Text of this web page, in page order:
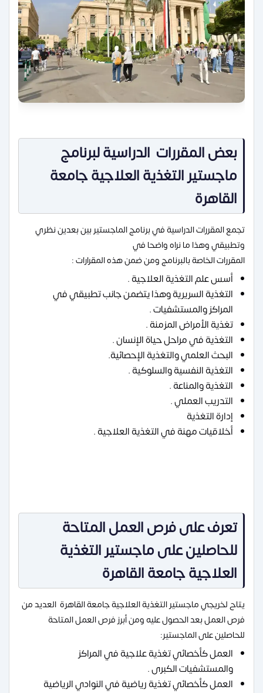
بعض المقررات الدراسية لبرنامج
ماجستير التغذية العلاجية جامعة
القاهرة
تجمع المقررات الدراسية في برنامج الماجستير بين بعدين نظري
وتطبيقي وهذا ما نراه واضحا في
المقررات الخاصة بالبرنامج ومن ضمن هذه المقرارات :
أسس علم التغذية العلاجية .
التغذية السريرية وهذا يتضمن جانب تطبيقي في
المراكز والمستشفيات .
تغذية الأمراض المزمنة .
التغذية في مراحل حياة الإنسان .
البحث العلمي والتغذية الإحصائية.
التغذية النفسية والسلوكية .
التغذية والمناعة .
التدريب العملي .
إدارة التغذية
أخلاقيات مهنة في التغذية العلاجية .
تعرف على فرص العمل المتاحة
للحاصلين على ماجستير التغذية
العلاجية جامعة القاهرة
يتاح لخريجي ماجستير التغذية العلاجية جامعة القاهرة العديد من
فرص العمل بعد الحصول عليه ومن أبرز فرص العمل المتاحة
للحاصلين على الماجستير:
العمل كأخصائي تغذية علاجية في المراكز
والمستشفيات الكبرى .
العمل كأخصائي تغذية رياضية في النوادي الرياضية